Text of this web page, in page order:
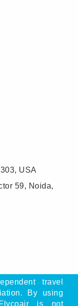
USA
59, Noida,
travel
By using
is not